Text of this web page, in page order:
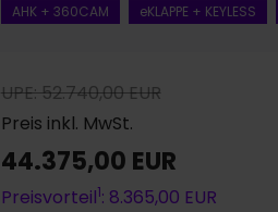
AHK + 360CAM eKLAPPE + KEYLESS
UPE: 52.740,00 EUR
Preis inkl. MwSt.
44.375,00 EUR
Preisvorteil1: 8.365,00 EUR